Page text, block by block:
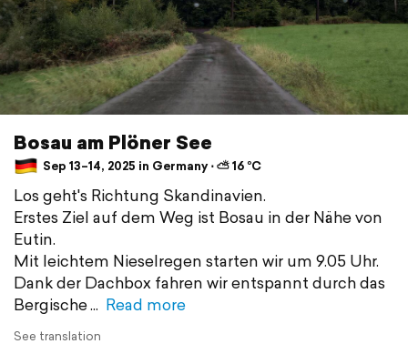
Bosau am Plöner See
Sep 13–14, 2025 in Germany ⋅ ⛅ 16 °C
Los geht's Richtung Skandinavien.
Erstes Ziel auf dem Weg ist Bosau in der Nähe von
Eutin.
Mit leichtem Nieselregen starten wir um 9.05 Uhr.
Dank der Dachbox fahren wir entspannt durch das
Bergische
Read more
See translation